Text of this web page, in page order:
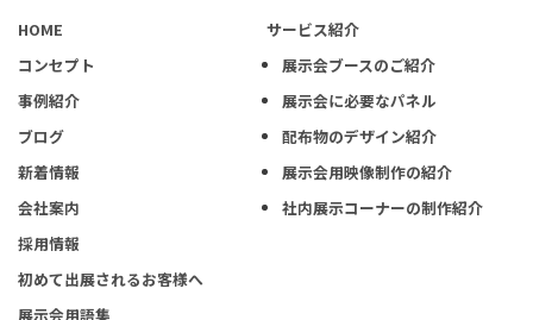
HOME
コンセプト
事例紹介
ブログ
新着情報
会社案内
採用情報
サービス紹介
展示会ブースのご紹介
展示会に必要なパネル
配布物のデザイン紹介
展示会用映像制作の紹介
社内展示コーナーの制作紹介
初めて出展されるお客様へ
展示会用語集